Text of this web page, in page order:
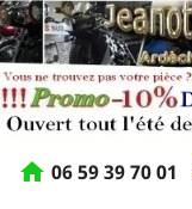
home 06 59 39 70 01